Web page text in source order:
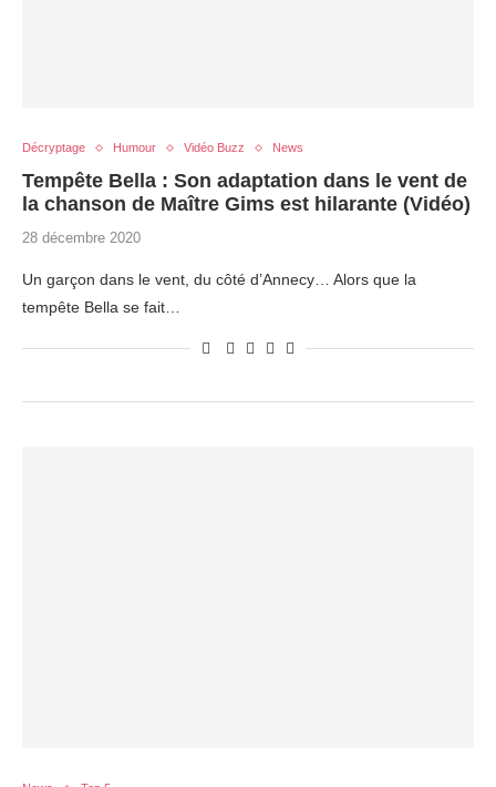
Décryptage Humour Vidéo Buzz News
Tempête Bella : Son adaptation dans le vent de
la chanson de Maître Gims est hilarante (Vidéo)
28 décembre 2020
Un garçon dans le vent, du côté d’Annecy… Alors que la
tempête Bella se fait…